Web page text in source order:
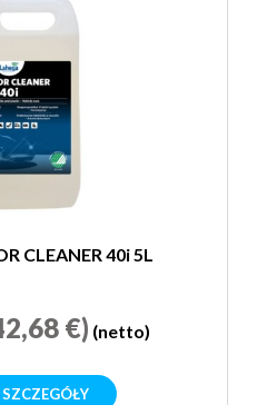
CLEANER 40i 5L
€) (netto)